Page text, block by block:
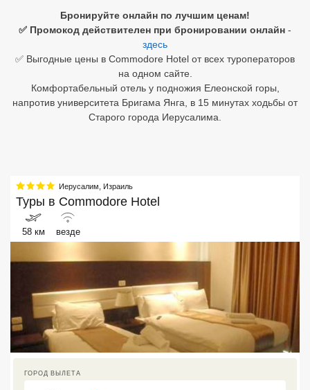
Бронируйте онлайн по лучшим ценам!
✅ Промокод действителен при бронировании онлайн -
здесь
✅ Выгодные цены в Commodore Hotel от всех туроператоров
на одном сайте.
Комфортабельный отель у подножия Елеонской горы,
напротив университета Бригама Янга, в 15 минутах ходьбы от
Старого города Иерусалима.
Иерусалим Израиль
Туры в Commodore Hotel
58 км везде
ГОРОД ВЫЛЕТА
Египет
Куба
Бали
Северный Гоа
Южный Гоа
Большой Сочи
Кав Мин Воды